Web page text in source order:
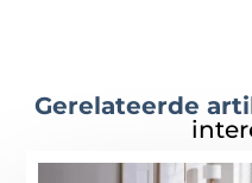
Gerelateerde